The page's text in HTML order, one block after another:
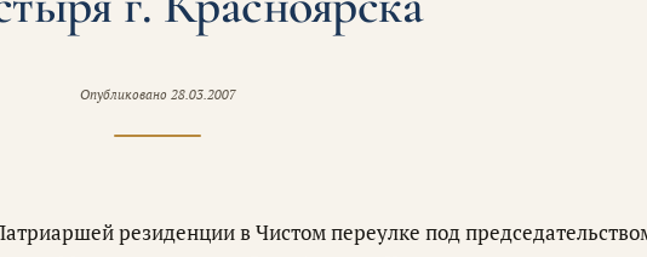
Опубликовано 28.03.2007
резиденции в Чистом переулке под